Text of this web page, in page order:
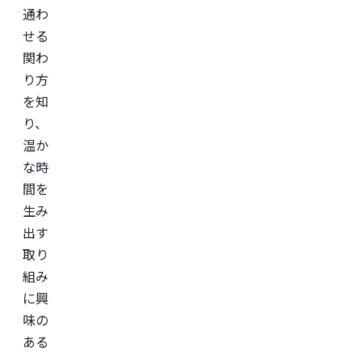
通わ
せる
関わ
り方
を知
り、
温か
な時
間を
生み
出す
取り
組み
に興
味の
ある